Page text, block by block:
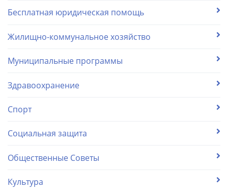
Бесплатная юридическая помощь
Жилищно-коммунальное хозяйство
Муниципальные программы
Здравоохранение
Спорт
Социальная защита
Общественные Советы
Культура